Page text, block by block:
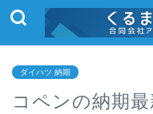
ダイハツ 納期
コペンの納期